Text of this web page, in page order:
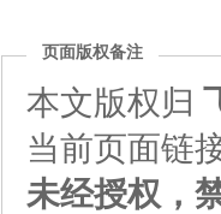
页面版权备注
本文版权归
当前页面链
未经授权，